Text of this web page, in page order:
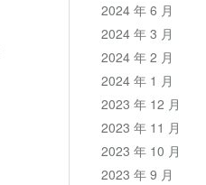
2024 年 6 月
2024 年 3 月
2024 年 2 月
2024 年 1 月
2023 年 12 月
2023 年 11 月
2023 年 10 月
2023 年 9 月